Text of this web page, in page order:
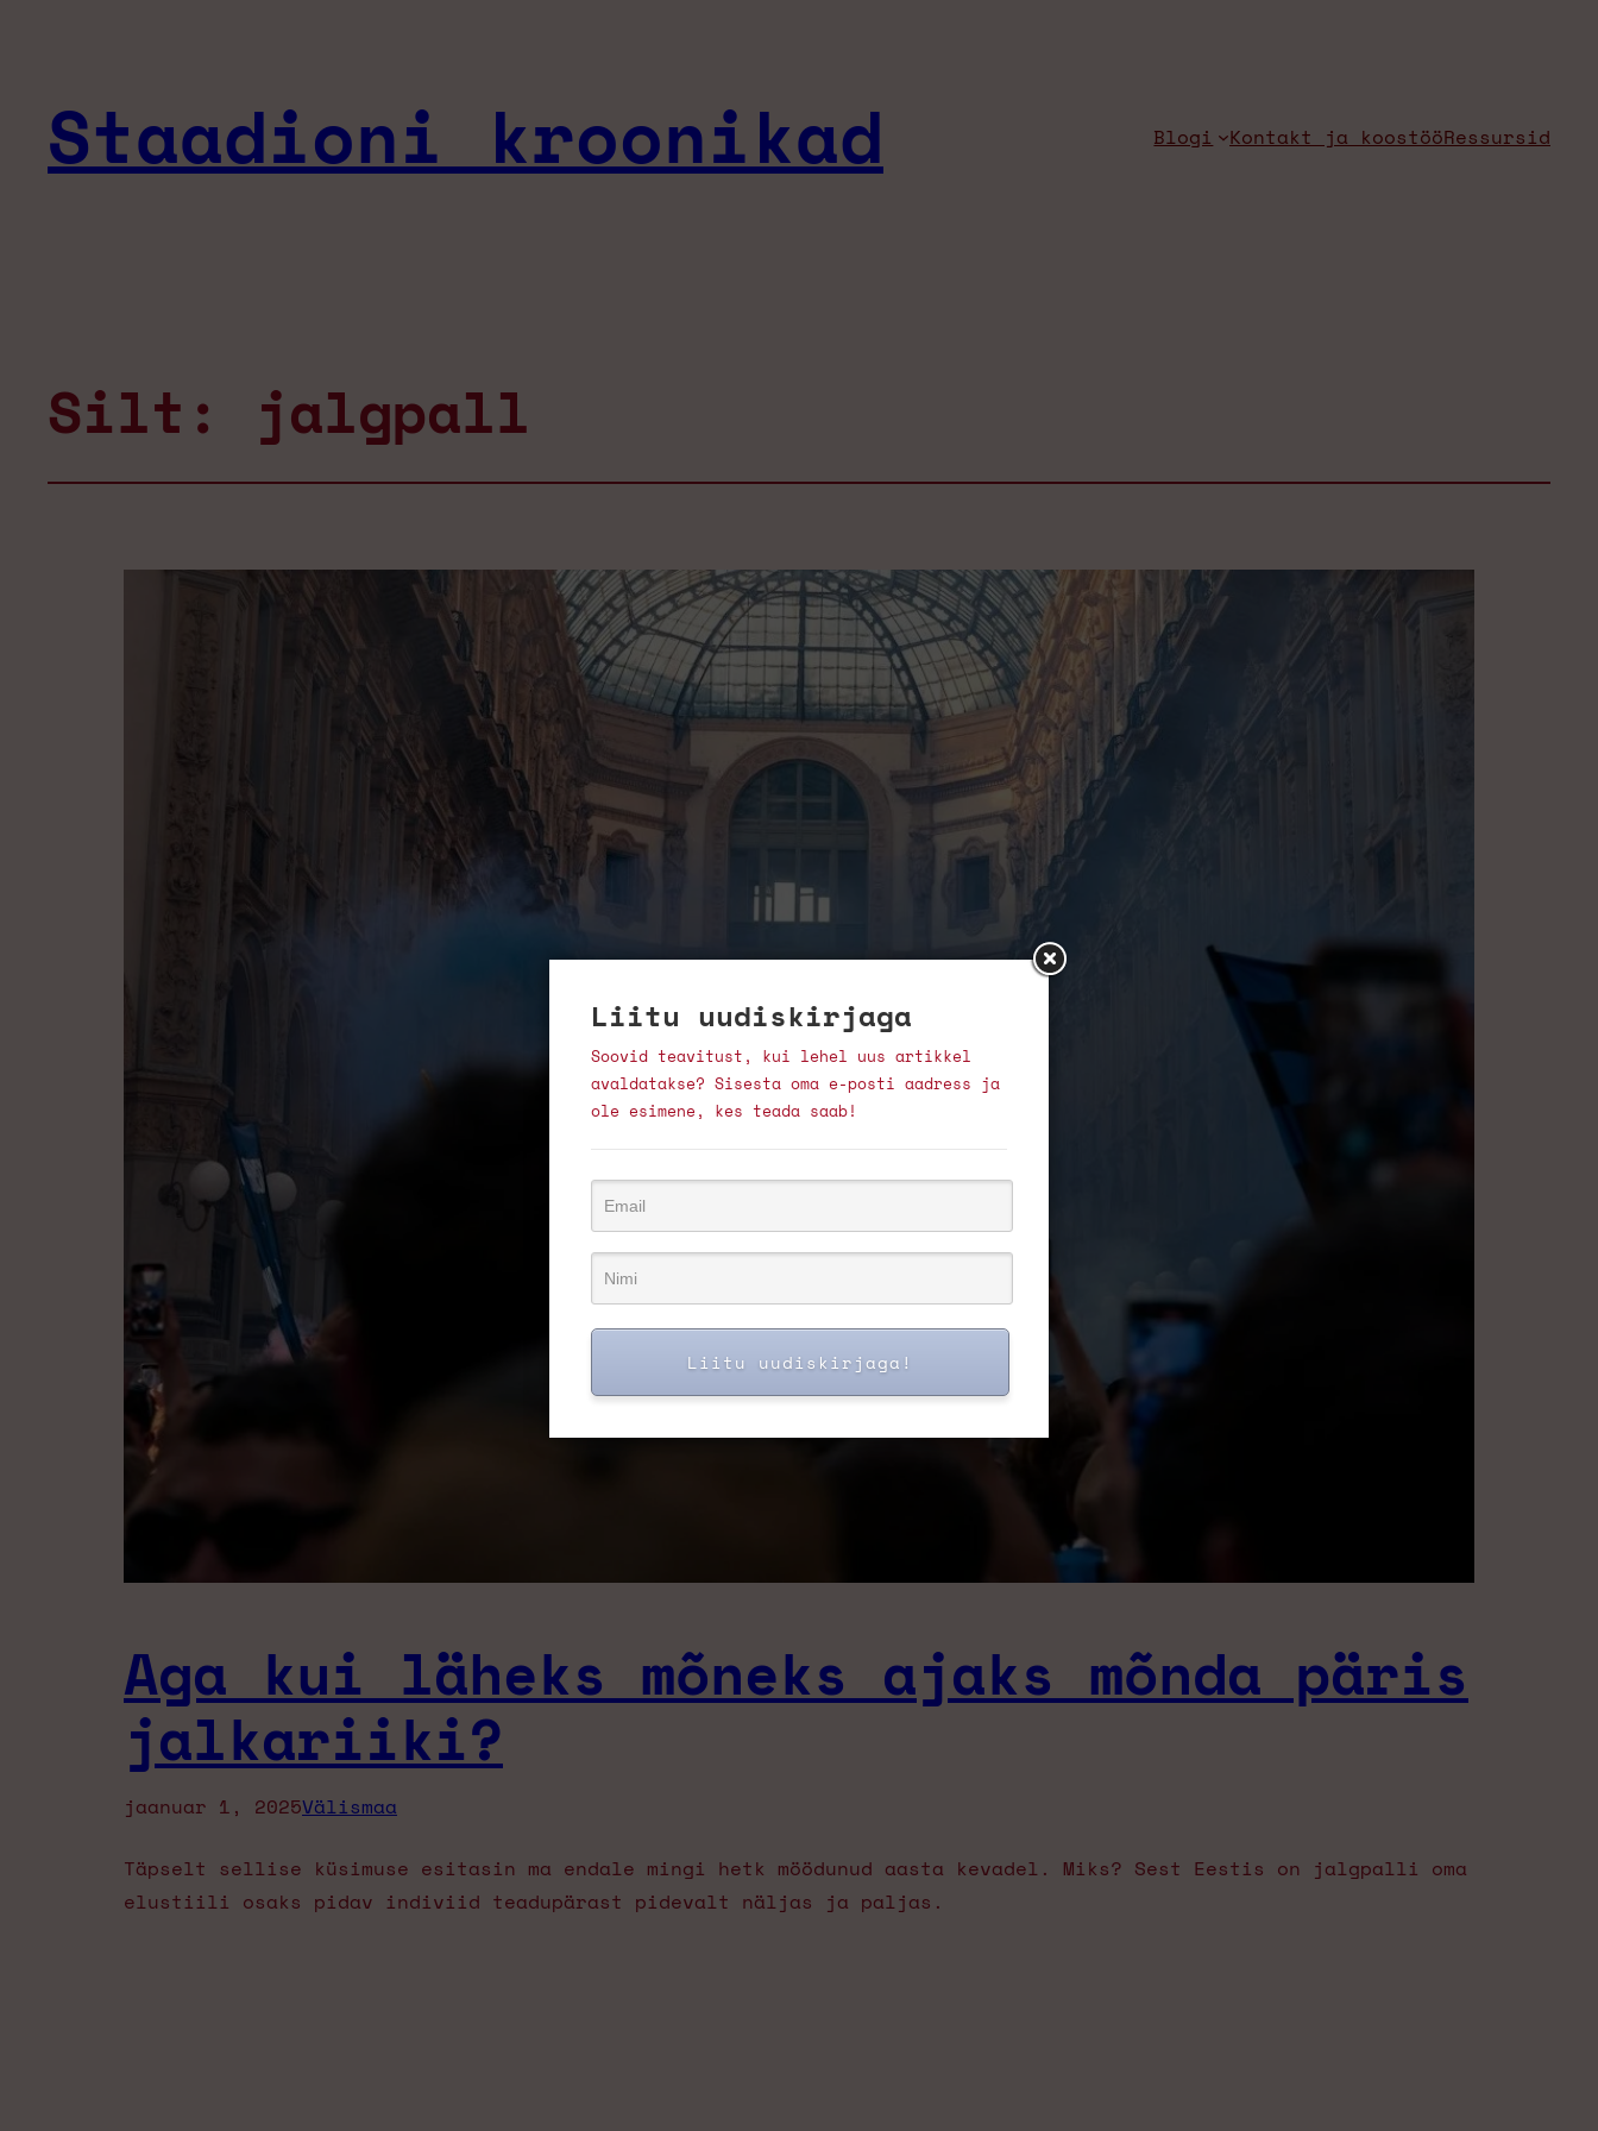
Staadioni kroonikad Blogi Kontakt ja koostööRessursid
Silt: jalgpall
Aga kui läheks mõneks ajaks mõnda päris
jalkariiki?
jaanuar 1, 2025Välismaa
Täpselt sellise küsimuse esitasin ma endale mingi hetk möödunud aasta kevadel. Miks? Sest Eestis on jalgpalli oma
elustiili osaks pidav indiviid teadupärast pidevalt näljas ja paljas.
Liitu uudiskirjaga
Soovid teavitust, kui lehel uus artikkel
avaldatakse? Sisesta oma e-posti aadress ja
ole esimene, kes teada saab!
Liitu uudiskirjaga!